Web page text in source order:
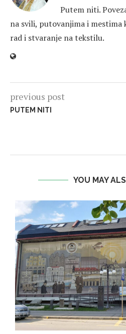
Putem niti.
na svili, putovanjima i mestima
rad i stvaranje na tekstilu.
previous post
PUTEM NITI
YOU MAY